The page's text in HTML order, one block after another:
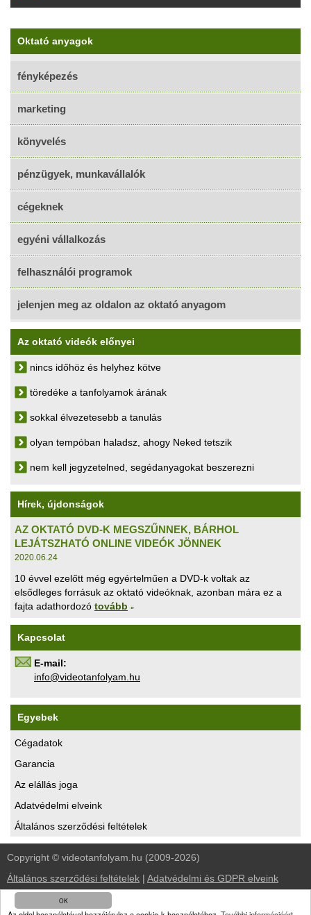
OK
Oktató anyagok
fényképezés
marketing
könyvelés
pénzügyek, munkavállalók
cégeknek
egyéni vállalkozás
felhasználói programok
jelenjen meg az oldalon az oktató anyagom
Az oktató videók előnyei
nincs időhöz és helyhez kötve
töredéke a tanfolyamok árának
sokkal élvezetesebb a tanulás
olyan tempóban haladsz, ahogy Neked tetszik
nem kell jegyzetelned, segédanyagokat beszerezni
Hírek, újdonságok
AZ OKTATÓ DVD-K MEGSZŰNNEK, BÁRHOL
LEJÁTSZHATÓ ONLINE VIDEÓK JÖNNEK
2020.06.24
10 évvel ezelőtt még egyértelműen a DVD-k voltak az
elsődleges forrásuk az oktató videóknak, azonban mára ez a
fajta adathordozó tovább »
Kapcsolat
E-mail:
uh.maylofnatoediv@ofni
Egyebek
Cégadatok
Garancia
Az elállás joga
Adatvédelmi elveink
Általános szerződési feltételek
Copyright © videotanfolyam.hu (2009-2026)
Általános szerződési feltételek | Adatvédelmi és GDPR elveink
kezdőlap oktató videók ingyen videók